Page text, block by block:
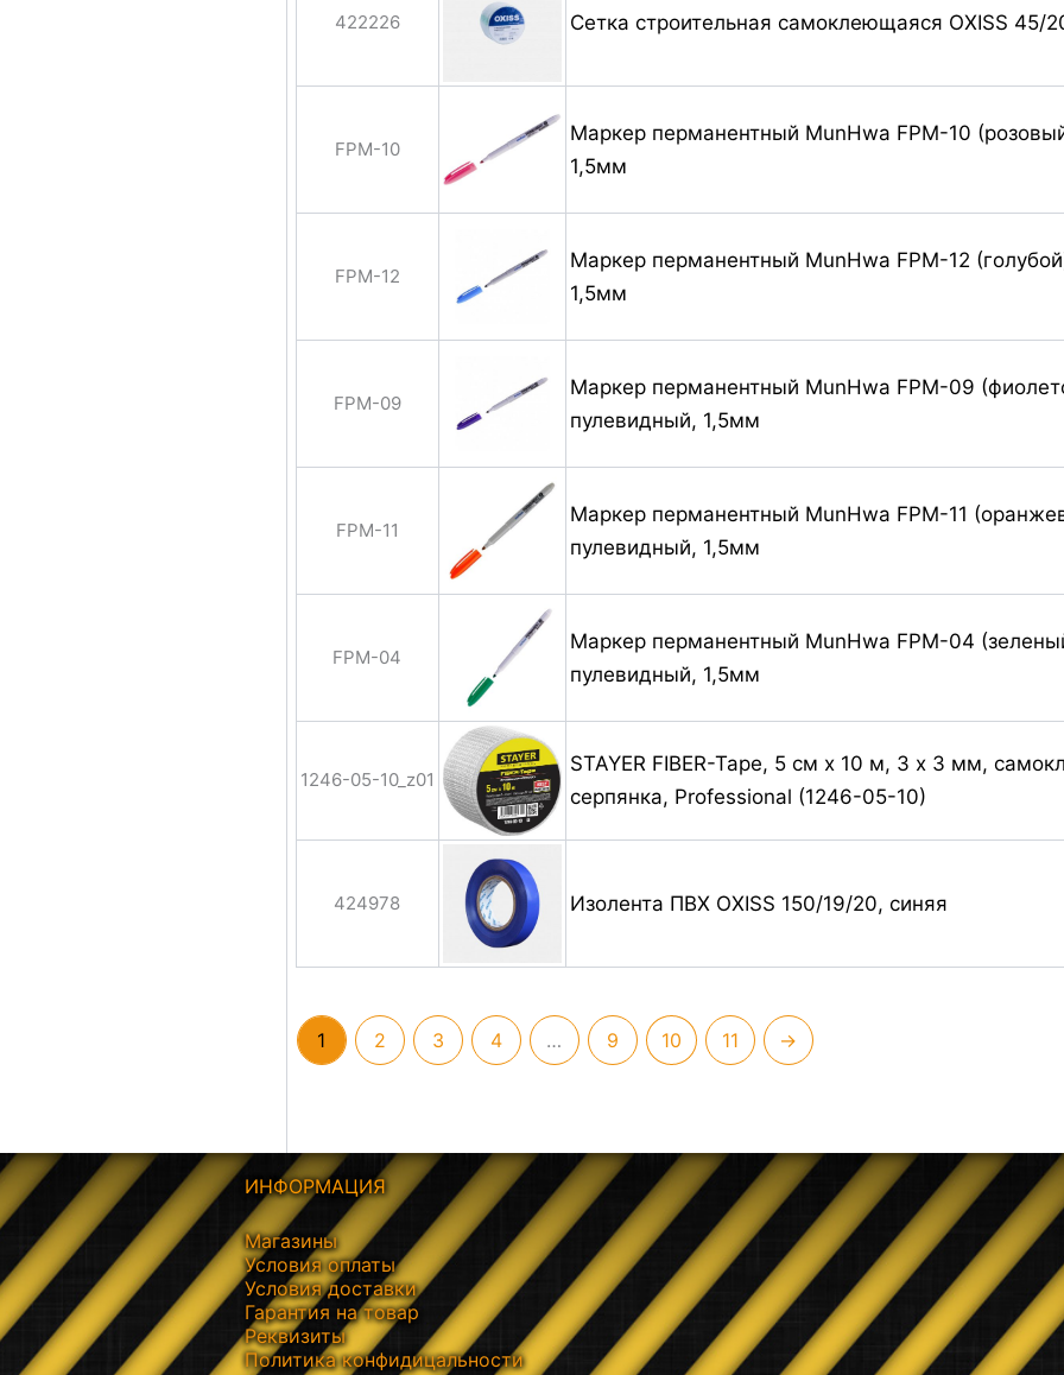
422226 Сетка строительная самоклеющаяся OXISS 45/
FPM-10
Маркер перманентный MunHwa FPM-10
1,5мм
FPM-12
Маркер перманентный MunHwa FPM-12
1,5мм
FPM-09
Маркер перманентный MunHwa FPM-09
пулевидный, 1,5мм
FPM-11
Маркер перманентный MunHwa FPM-11
пулевидный, 1,5мм
FPM-04
Маркер перманентный MunHwa FPM-04
пулевидный, 1,5мм
1246-05-10_z01
STAYER FIBER-Tape, 5 см х 10 м, 3 х 3 мм,
серпянка, Professional (1246-05-10)
424978 Изолента ПВХ OXISS 150/19/20, синяя
1 2 3 4 … 9 10 11 →
ИНФОРМАЦИЯ
Магазины
Условия оплаты
Условия доставки
Гарантия на товар
Реквизиты
Политика конфидицальности